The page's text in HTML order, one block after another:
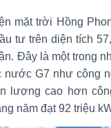
mặt trời Hồng
tư trên diện tích
Đây là một trong
nước G7 như công
lượng cao hơn
năm đạt 92 triệu